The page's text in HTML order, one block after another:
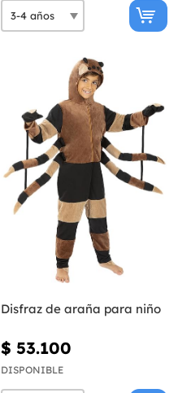
Disfraz de araña para niño
$ 53.100
DISPONIBLE